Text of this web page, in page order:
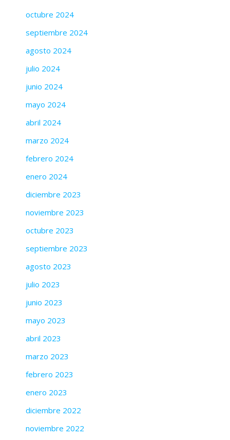
octubre 2024
septiembre 2024
agosto 2024
julio 2024
junio 2024
mayo 2024
abril 2024
marzo 2024
febrero 2024
enero 2024
diciembre 2023
noviembre 2023
octubre 2023
septiembre 2023
agosto 2023
julio 2023
junio 2023
mayo 2023
abril 2023
marzo 2023
febrero 2023
enero 2023
diciembre 2022
noviembre 2022